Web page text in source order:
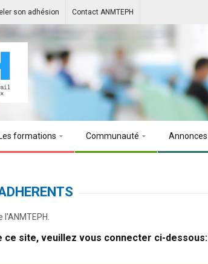
son adhésion Contact ANMTEPH
Les formations Communauté Annonces
ce site, veuillez vous connecter ci-dessous: